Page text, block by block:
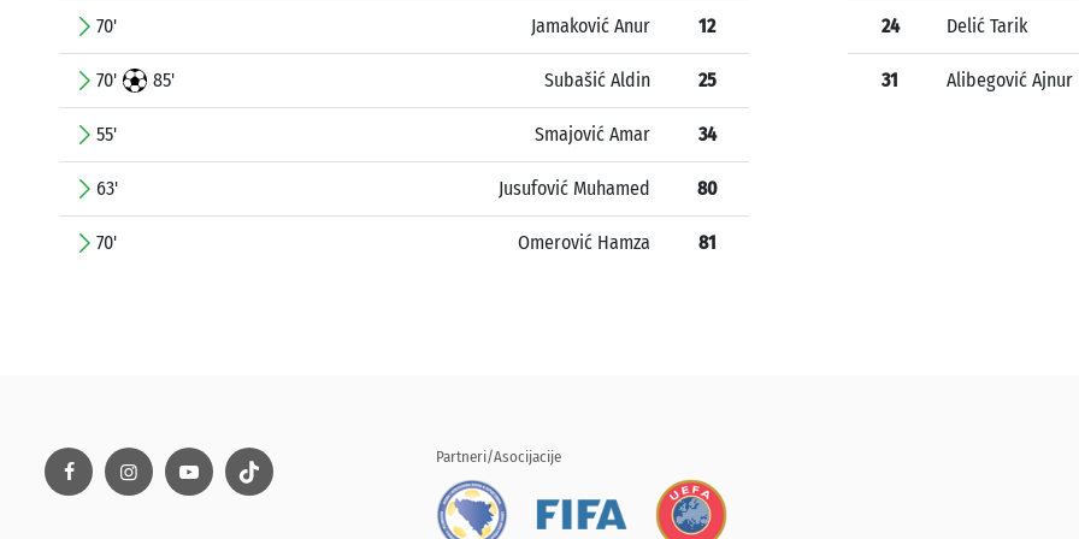
70' Jamaković Anur 12
70' 85' Subašić Aldin 25
55' Smajović Amar 34
63' Jusufović Muhamed 80
70' Omerović Hamza 81
24 Delić Tarik
31 Alibegović Ajnur
Partneri/Asocijacije